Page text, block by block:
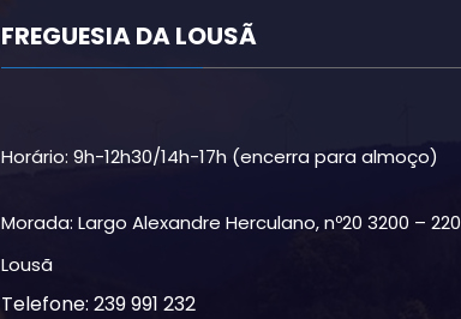
FREGUESIA DA LOUSÃ
Horário: 9h-12h30/14h-17h (encerra para almoço)
Morada: Largo Alexandre Herculano, nº20 3200 – 220
Lousã
Telefone: 239 991 232